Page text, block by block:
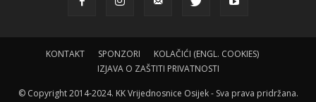
KONTAKT SPONZORI
KOLAČIĆI (ENGL. COOKIES)
IZJAVA O ZAŠTITI PRIVATNOSTI
© Copyright 2014-2024. KK Vrijednosnice Osijek - Sva prava pridržana.